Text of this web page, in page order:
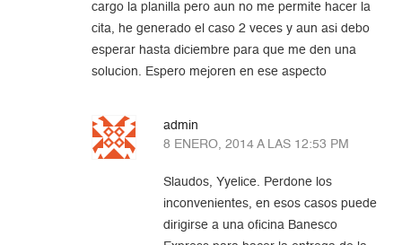
cargo la planilla pero aun no me permite hacer la
cita, he generado el caso 2 veces y aun asi debo
esperar hasta diciembre para que me den una
solucion. Espero mejoren en ese aspecto
admin
8 ENERO, 2014 A LAS 12:53 PM
Slaudos, Yyelice. Perdone los
inconvenientes, en esos casos puede
dirigirse a una oficina Banesco